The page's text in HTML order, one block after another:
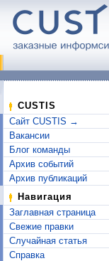
CUSTIS
Сайт CUSTIS →
Вакансии
Блог команды
Архив событий
Архив публикаций
Навигация
Заглавная страница
Свежие правки
Случайная статья
Справка